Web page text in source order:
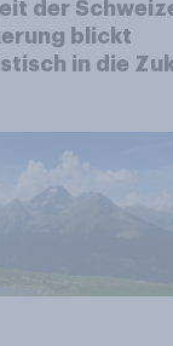
der
blickt
in die